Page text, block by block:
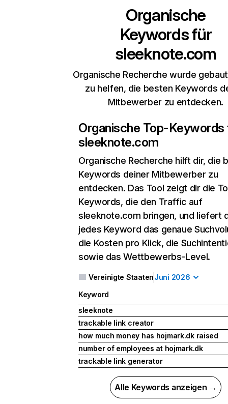
Organische
Keywords für
sleeknote.com
Organische Recherche wurde
zu helfen, die besten Keywords
Mitbewerber zu entdecken.
Organische Top-Keywords
sleeknote.com
Organische Recherche hilft dir, die
Keywords deiner Mitbewerber zu
entdecken. Das Tool zeigt dir die
Keywords, die den Traffic auf
sleeknote.com bringen, und liefert
jedes Keyword das genaue
die Kosten pro Klick, die
sowie das Wettbewerbs-Level.
Vereinigte StaatenJuni 2026
Keyword
sleeknote
trackable link creator
how much money has hojmark.dk raised
number of employees at hojmark.dk
trackable link generator
Alle Keywords anzeigen →